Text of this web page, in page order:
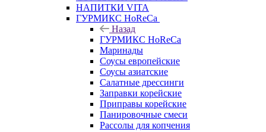
НАПИТКИ VITA
ГУРМИКС HoReCa
Назад
ГУРМИКС HoReCa
Маринады
Соусы европейские
Соуcы азиатские
Салатные дрессинги
Заправки корейские
Приправы корейские
Панировочные смеси
Рассолы для копчения